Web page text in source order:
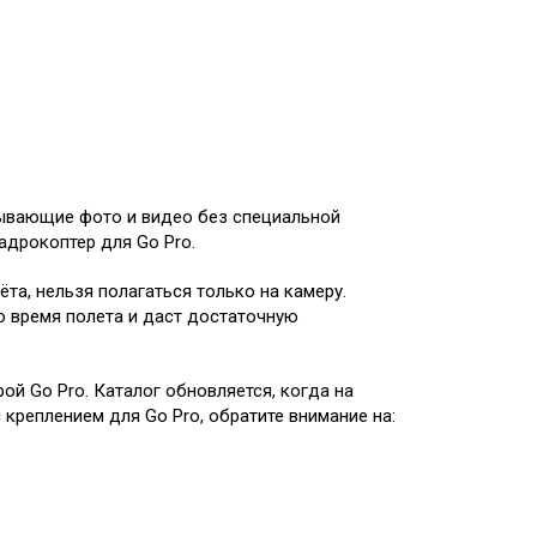
фото и видео без специальной
для Go Pro.
нельзя полагаться только на камеру.
полета и даст достаточную
Go Pro. Каталог обновляется, когда на
для Go Pro, обратите внимание на: